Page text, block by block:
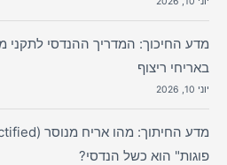
באריחי ריצוף
יוני 10, 2026
פוגות" הוא כשל הנדסי?